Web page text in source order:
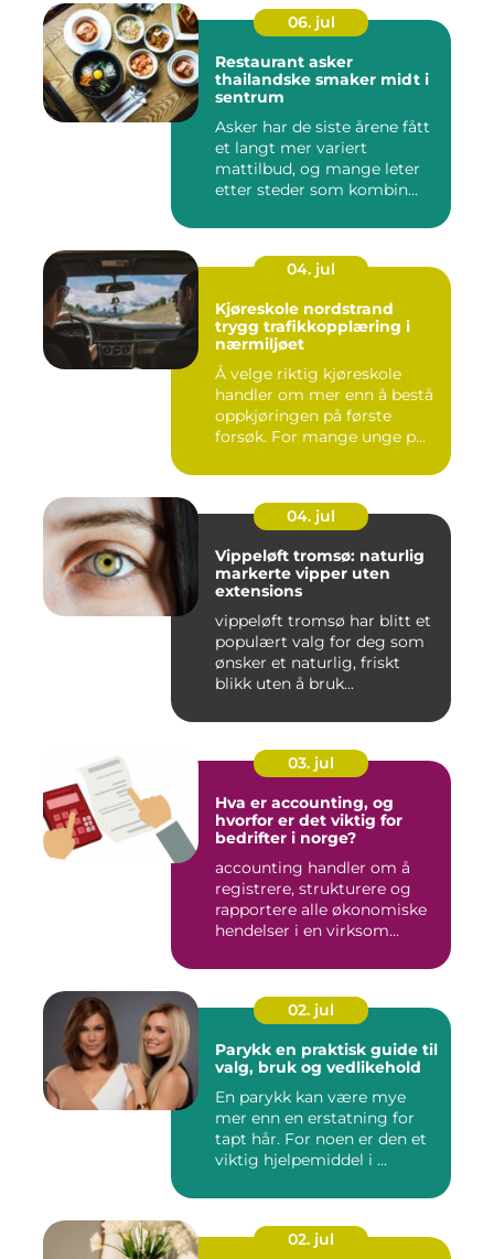
06. jul
Restaurant asker
thailandske smaker midt i
sentrum
Asker har de siste årene fått
et langt mer variert
mattilbud, og mange leter
etter steder som kombin...
04. jul
Kjøreskole nordstrand
trygg trafikkopplæring i
nærmiljøet
Å velge riktig kjøreskole
handler om mer enn å bestå
oppkjøringen på første
forsøk. For mange unge p...
04. jul
Vippeløft tromsø: naturlig
markerte vipper uten
extensions
vippeløft tromsø har blitt et
populært valg for deg som
ønsker et naturlig, friskt
blikk uten å bruk...
03. jul
Hva er accounting, og
hvorfor er det viktig for
bedrifter i norge?
accounting handler om å
registrere, strukturere og
rapportere alle økonomiske
hendelser i en virksom...
02. jul
Parykk en praktisk guide til
valg, bruk og vedlikehold
En parykk kan være mye
mer enn en erstatning for
tapt hår. For noen er den et
viktig hjelpemiddel i ...
02. jul